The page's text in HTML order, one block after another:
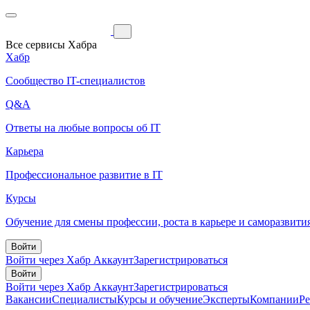
Все сервисы Хабра
Хабр
Сообщество IT-специалистов
Q&A
Ответы на любые вопросы об IT
Карьера
Профессиональное развитие в IT
Курсы
Обучение для смены профессии, роста в карьере и
Войти
Войти через Хабр АккаунтЗарегистрироваться
Войти
Войти через Хабр АккаунтЗарегистрироваться
ВакансииСпециалистыКурсы и обучениеЭкспертыКомпании